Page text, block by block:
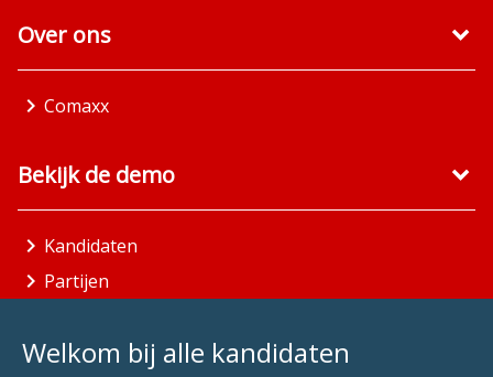
Welkom bij alle kandidaten
Over ons
Comaxx
Bekijk de demo
Kandidaten
Partijen
Aandachtsgebieden